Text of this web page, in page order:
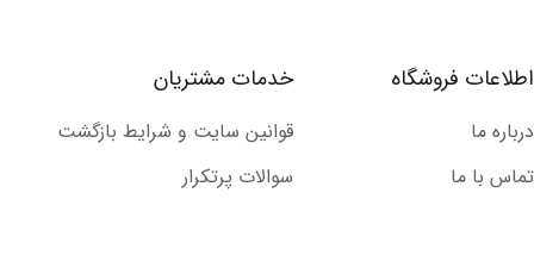
اطلاعات فروشگاه
درباره ما
تماس با ما
خدمات مشتریان
قوانین سایت و شرایط بازگشت
سوالات پرتکرار